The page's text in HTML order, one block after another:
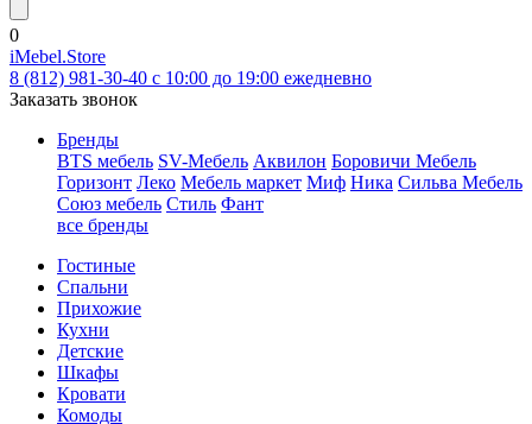
0
iMebel.Store
8 (812) 981-30-40 c 10:00 до 19:00 ежедневно
Заказать звонок
Бренды
BTS мебель SV-Мебель Аквилон Боровичи Мебель
Горизонт Леко Мебель маркет Миф Ника Сильва Мебель
Союз мебель Стиль Фант
все бренды
Гостиные
Спальни
Прихожие
Кухни
Детские
Шкафы
Кровати
Комоды